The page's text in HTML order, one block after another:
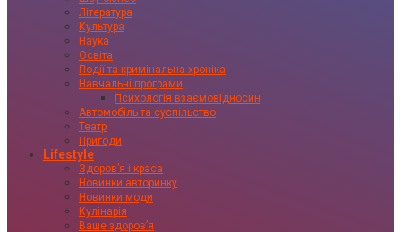
Література
Культура
Наука
Освіта
Події та кримінальна хроніка
Навчальні програми
Психологія взаємовідносин
Автомобіль та суспільство
Театр
Пригоди
Lifestyle
Здоровʼя і краса
Новинки авторинку
Новинки моди
Кулінарія
Ваше здоровʼя